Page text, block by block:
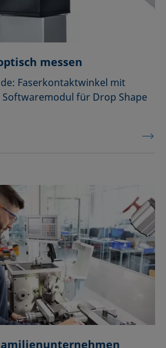
messen
Faserkontaktwinkel mit
für Drop Shape